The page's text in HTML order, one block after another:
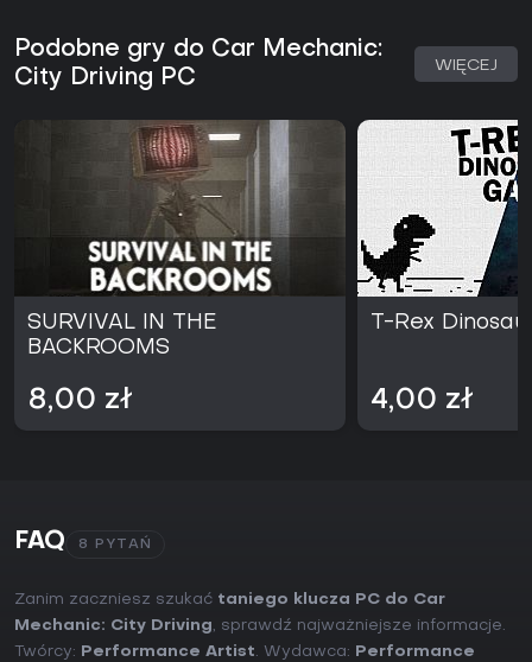
Podobne gry do Car Mechanic:
City Driving PC
WIĘCEJ
SURVIVAL IN THE
BACKROOMS
8,00 zł
T-Rex
4,00 zł
FAQ 8 PYTAŃ
Zanim zaczniesz szukać taniego klucza PC do Car
Mechanic: City Driving, sprawdź najważniejsze informacje.
Twórcy:
Performance Artist. Wydawca:
Performance